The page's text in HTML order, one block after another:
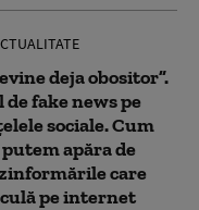
deja obositor”.
de fake news pe
sociale. Cum
apăra de
care
pe internet